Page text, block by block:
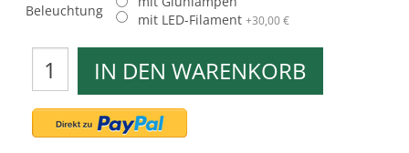
Beleuchtung
mit LED-Filament +30,00 €
IN DEN WARENKORB